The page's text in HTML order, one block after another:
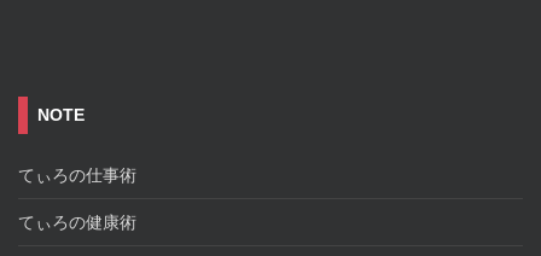
NOTE
てぃろの仕事術
てぃろの健康術